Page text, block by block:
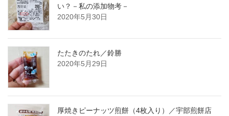
い？－私の添加物考－
2020年5月30日
たたきのたれ／鈴勝
2020年5月29日
厚焼きピーナッツ煎餅（4枚入り）／宇部煎餅店